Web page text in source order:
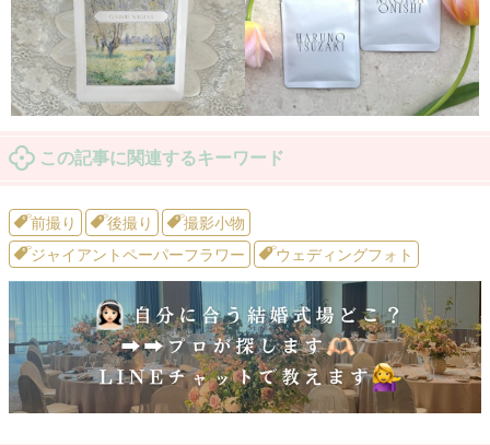
この記事に関連するキーワード
前撮り 後撮り
撮影小物
ジャイアントペーパーフラワー
ウェディングフォト